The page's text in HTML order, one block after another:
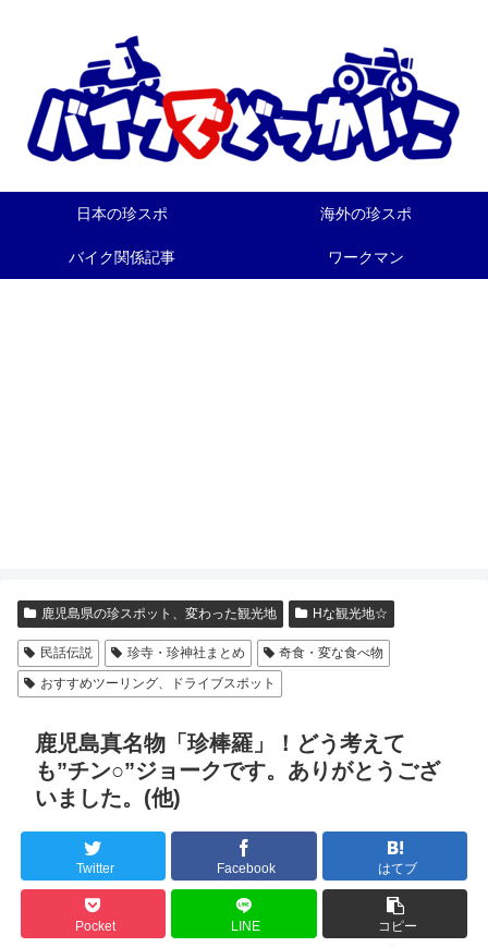
日本の珍スポ 海外の珍スポ
バイク関係記事 ワークマン
鹿児島県の珍スポット、変わった観光地 Hな観光地☆
民話伝説 珍寺・珍神社まとめ
奇食・変な食べ物
おすすめツーリング、ドライブスポット
鹿児島真名物「珍棒羅」！どう考えて
も”チン○”ジョークです。ありがとうござ
いました。(他)
Twitter Facebook はてブ
Pocket LINE コピー